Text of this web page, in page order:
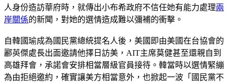
人身份造訪華府時，就傳出小布希政府不信任她有能力處理兩
岸關係的新聞，對她的選情造成難以彌補的衝擊。
自韓國瑜成為國民黨總統提名人後，美國即由美國在台協會的
酈英傑處長出面邀請他擇日訪美，AIT主席莫健甚至還親自到
高雄拜會，承諾會安排相當層級官員接待。韓當時以選情緊繃
為由拒絕邀約，確實讓美方相當意外，也掀起一波「國民黨不